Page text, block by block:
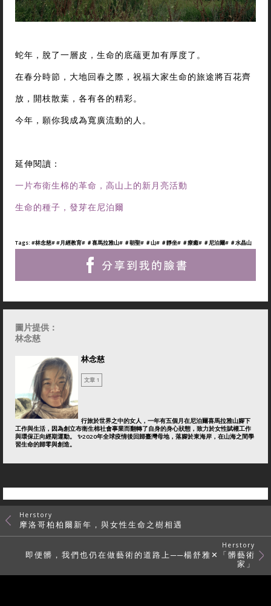
蛇年，脫了一層皮，生命的底蘊更加有厚度了。
在春分時節，大地回春之際，祝福大家生命的旅途將百花齊
放，開枝散葉，各有各的精彩。
今年，願你我成為寬廣流動的人。
延伸閱讀：
一片布衛生棉的革命，高山上的新月亮活動
生命的種子，發芽在尼泊爾
Tags: #林念慈# #月經教育# ＃喜馬拉雅山# ＃朝聖# ＃山# ＃靜坐# ＃療癒# ＃尼泊爾# ＃水晶山
圖片提供：
林念慈
林念慈
文章 1
行旅於世界之中的女人，一年有五個月在尼泊爾喜馬拉雅山腳下
工作與生活，因為創立布衛生棉社會事業而翻轉了自身的身心狀態，致力於女性賦權工作
與環保正向經期運動。 ✨2020年全球疫情後回歸臺灣母地，落腳於東海岸，在山海之間學
習生命的歸零與創造。
Herstory
摩洛哥柏柏爾新年，與女性生命之樹相遇
Herstory
即便髒，我們也仍在做藝術的道路上──楊舒雅✕「髒藝術
家」